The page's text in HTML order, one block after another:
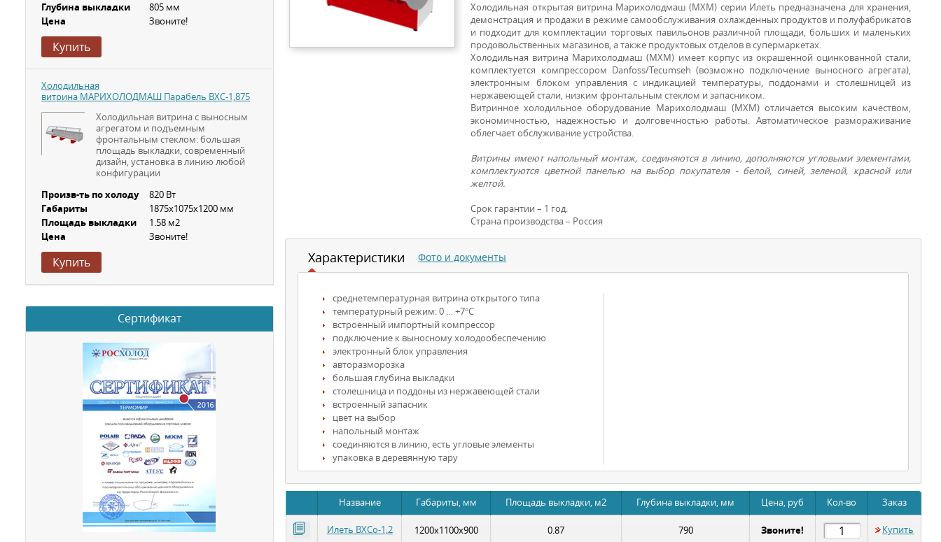
ВИТРИНЫ ДЛЯ
ПРОДУКТОВ
Холодильная открытая витрина Марихолодмаш (МХМ) серии Илеть предназначена для хранения,
демонстрация и продажи в режиме самообслуживания охлажденных продуктов и полуфабрикатов
и подходит для комплектации торговых павильонов различной площади, больших и маленьких
продовольственных магазинов, а также продуктовых отделов в супермаркетах.
Холодильная витрина Марихолодмаш (МХМ) имеет корпус из окрашенной оцинкованной стали,
комплектуется компрессором Danfoss/Tecumseh (возможно подключение выносного агрегата),
электронным блоком управления с индикацией температуры, поддонами и столешницей из
нержавеющей стали, низким фронтальным стеклом и запасником.
Витринное холодильное оборудование Марихолодмаш (МХМ) отличается высоким качеством,
экономичностью, надежностью и долговечностью работы. Автоматическое размораживание
облегчает обслуживание устройства.
Витрины имеют напольный монтаж, соединяются в линию, дополняются угловыми элементами,
комплектуются цветной панелью на выбор покупателя - белой, синей, зеленой, красной или
желтой.
Срок гарантии – 1 год.
Страна производства – Россия
Характеристики
среднетемпературная витрина открытого типа
температурный режим: 0 … +7°С
встроенный импортный компрессор
подключение к выносному холодообеспечению
электронный блок управления
авторазморозка
большая глубина выкладки
столешница и поддоны из нержавеющей стали
встроенный запасник
цвет на выбор
напольный монтаж
соединяются в линию, есть угловые элементы
упаковка в деревянную тару
Фото и документы
Название Габариты, мм Площадь выкладки, м2 Глубина выкладки, мм Цена, руб Кол-во Заказ
Илеть ВХСо-1,2 1200х1100х900 0.87 790 Звоните! Купить
Глубина выкладки 805 мм
Цена Звоните!
Купить
Холодильная
витрина МАРИХОЛОДМАШ Парабель ВХС-1,875
Холодильная витрина с выносным
агрегатом и подъемным
фронтальным стеклом: большая
площадь выкладки, современный
дизайн, установка в линию любой
конфигурации
Произв-ть по холоду 820 Вт
Габариты 1875х1075х1200 мм
Площадь выкладки 1.58 м2
Цена Звоните!
Купить
Сертификат